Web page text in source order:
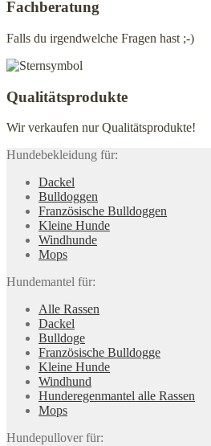
Fachberatung
Falls du irgendwelche Fragen hast ;-)
Qualitätsprodukte
Wir verkaufen nur Qualitätsprodukte!
Hundebekleidung für:
Dackel
Bulldoggen
Französische Bulldoggen
Kleine Hunde
Windhunde
Mops
Hundemantel für:
Alle Rassen
Dackel
Bulldoge
Französische Bulldogge
Kleine Hunde
Windhund
Hunderegenman­tel alle Rassen
Mops
Hundepullover für: